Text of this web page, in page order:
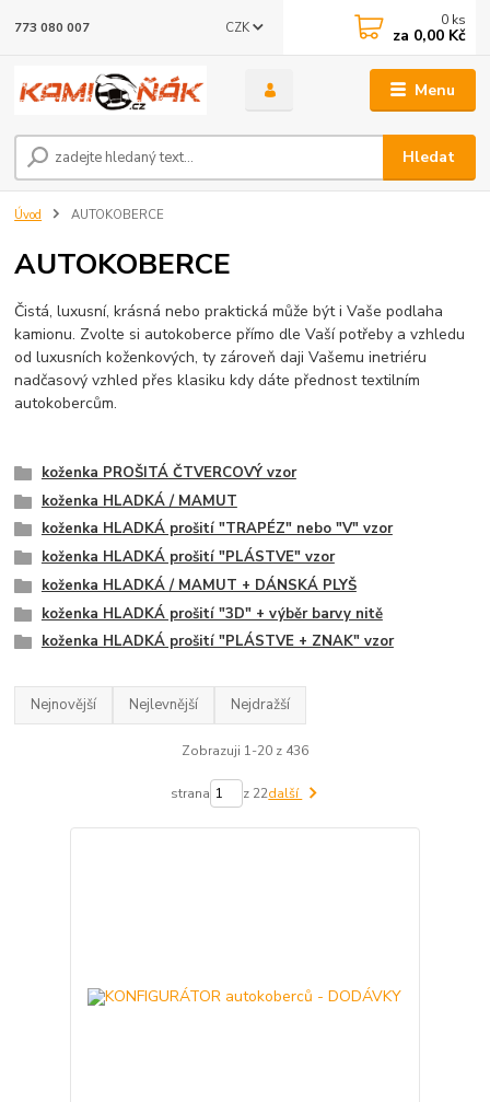
Menu
CZK
Hledat
773 080 007 0 ks
za 0,00 Kč
Úvod AUTOKOBERCE
AUTOKOBERCE
Čistá, luxusní, krásná nebo praktická může být i Vaše podlaha
kamionu. Zvolte si autokoberce přímo dle Vaší potřeby a vzhledu
od luxusních koženkových, ty zároveň daji Vašemu inetriéru
nadčasový vzhled přes klasiku kdy dáte přednost textilním
autokobercům.
koženka PROŠITÁ ČTVERCOVÝ vzor
koženka HLADKÁ / MAMUT
koženka HLADKÁ prošití "TRAPÉZ" nebo "V" vzor
koženka HLADKÁ prošití "PLÁSTVE" vzor
koženka HLADKÁ / MAMUT + DÁNSKÁ PLYŠ
koženka HLADKÁ prošití "3D" + výběr barvy nitě
koženka HLADKÁ prošití "PLÁSTVE + ZNAK" vzor
Nejnovější Nejlevnější Nejdražší
Zobrazuji 1-20 z 436
strana z 22další